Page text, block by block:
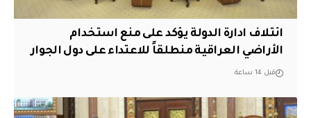
ائتلاف ادارة الدولة يؤكد على منع استخدام
الأراضي العراقية منطلقاً للاعتداء على دول الجوار
قبل 14 ساعة